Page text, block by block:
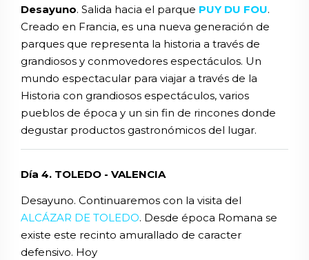
Desayuno. Salida hacia el parque PUY DU FOU.
Creado en Francia, es una nueva generación de
parques que representa la historia a través de
grandiosos y conmovedores espectáculos. Un
mundo espectacular para viajar a través de la
Historia con grandiosos espectáculos, varios
pueblos de época y un sin fin de rincones donde
degustar productos gastronómicos del lugar.
Día 4. TOLEDO - VALENCIA
Desayuno. Continuaremos con la visita del
ALCÁZAR DE TOLEDO. Desde época Romana se
existe este recinto amurallado de caracter
defensivo. Hoy